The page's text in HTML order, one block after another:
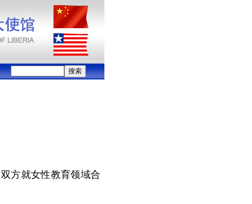
方就女性教育领域合